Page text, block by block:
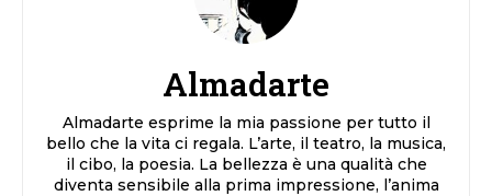
Almadarte
Almadarte esprime la mia passione per tutto il
bello che la vita ci regala. L’arte, il teatro, la musica,
il cibo, la poesia. La bellezza è una qualità che
diventa sensibile alla prima impressione, l’anima